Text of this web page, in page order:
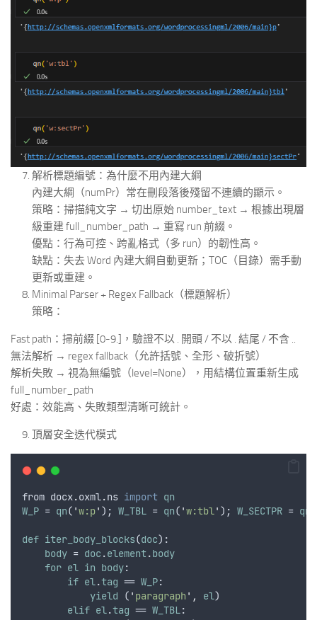
解析標題編號：為什麼不用內建大綱
內建大綱（numPr）常在刪段落後殘留不連續的顯示。
策略：掃描純文字 → 切出原始 number_text → 根據出現層
級重建 full_number_path → 重寫 run 前綴。
優點：行為可控、跨亂格式（多 run）的韌性高。
缺點：失去 Word 內建大綱自動更新；TOC（目錄）需手動
更新或重建。
Minimal Parser + Regex Fallback（標題解析）
策略：
Fast path：掃前綴 [0-9.]，驗證不以 . 開頭 / 不以 . 結尾 / 不含 ..
無法解析 → regex fallback（允許括號、全形、破折號）
解析失敗 → 視為無編號（level=None），用結構位置重新生成
full_number_path
好處：效能高、失敗類型清晰可統計。
頂層安全迭代模式
from docx.oxml.ns import qn
W_P = qn( 'w:p' ); W_TBL = qn( 'w:tbl' ); W_SECTPR = qn
def iter_body_blocks(doc):
body = doc .element.body
for el in body:
if el.tag == W_P:
yield ( ' paragraph ' , el)
elif el.tag == W_TBL: